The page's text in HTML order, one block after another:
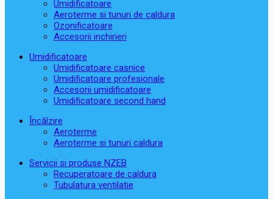
Umidificatoare
Aeroterme si tunuri de caldura
Ozonificatoare
Accesorii inchirieri
Umidificatoare
Umidificatoare casnice
Umidificatoare profesionale
Accesorii umidificatoare
Umidificatoare second hand
Încălzire
Aeroterme
Aeroterme si tunuri caldura
Servicii si produse NZEB
Recuperatoare de caldura
Tubulatura ventilatie